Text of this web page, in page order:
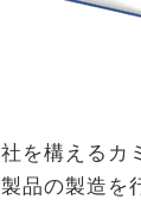
を構えるカ
品の製造を